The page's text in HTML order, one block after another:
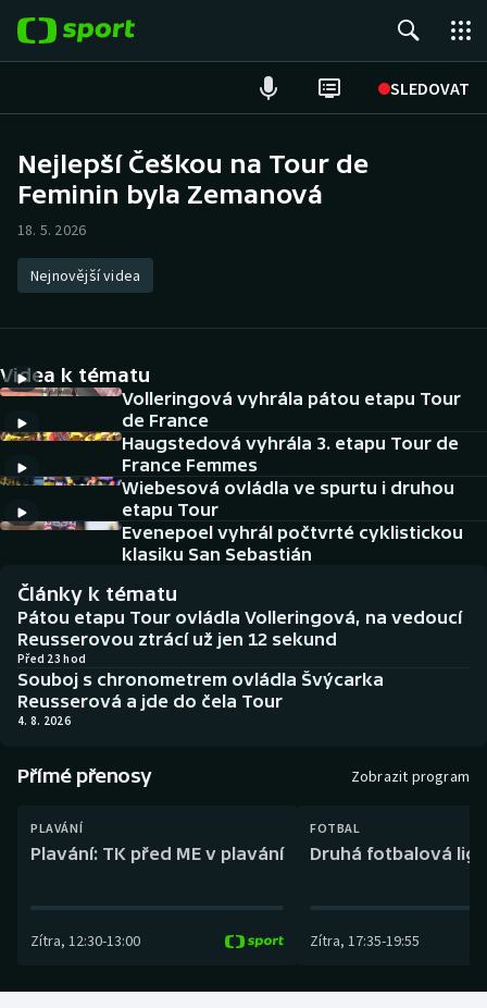
SLEDOVAT
Hokej
Atletika
DALŠÍ SPORTY
Americký fotbal
Baseball a softbal
Biatlon
Boby a skeleton
Box
Curling
Dostihy
NEPŘEHLÉDNĚTE
Historické návraty
Aplikace ČT sport
AZ kvíz
Nejlepší Češkou na Tour de
Feminin byla Zemanová
18. 5. 2026
Nejnovější videa
Videa k tématu
Volleringová vyhrála pátou etapu Tour
de France
Haugstedová vyhrála 3. etapu Tour de
France Femmes
Wiebesová ovládla ve spurtu i druhou
etapu Tour
Evenepoel vyhrál počtvrté cyklistickou
klasiku San Sebastián
Články k tématu
Pátou etapu Tour ovládla Volleringová, na vedoucí
Reusserovou ztrácí už jen 12 sekund
Před 23 hod
Souboj s chronometrem ovládla Švýcarka
Reusserová a jde do čela Tour
4. 8. 2026
Přímé přenosy Zobrazit program
PLAVÁNÍ
Plavání: TK před ME v plavání
Zítra, 12:30-13:00
FOTBAL
Druhá fotbalová
Zítra, 17:35-19:55